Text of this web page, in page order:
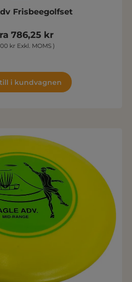
Frisbeegolfset
786,25 kr
kr Exkl. MOMS )
i kundvagnen